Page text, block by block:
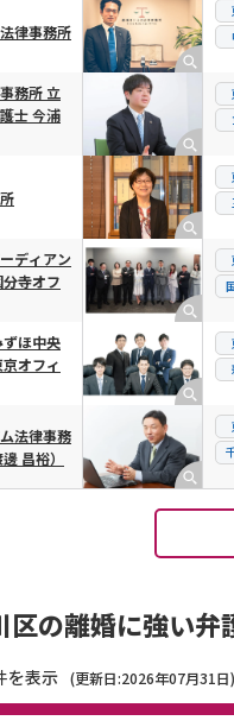
律事務所
務所 立
士 今浦
ディアン
寺オフ
ほ中央
オフィ
法律事務
昌裕）
区の離婚に強い弁
を表示 (更新日:2026年07月31日)